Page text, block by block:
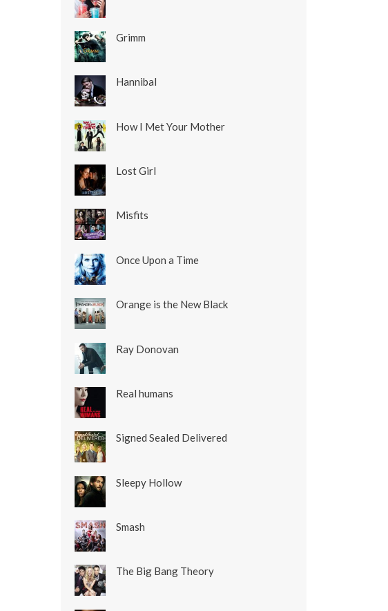
Grimm
Hannibal
How I Met Your Mother
Lost Girl
Misfits
Once Upon a Time
Orange is the New Black
Ray Donovan
Real humans
Signed Sealed Delivered
Sleepy Hollow
Smash
The Big Bang Theory